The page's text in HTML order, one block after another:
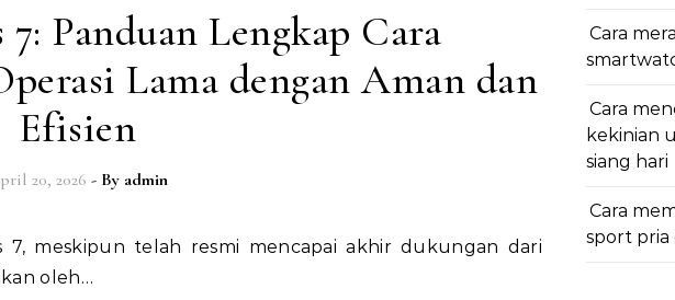
Panduan Lengkap Cara
Lama dengan Aman dan
Efisien
20, 2026 - By admin
oleh…
Cara
Cara
kekinian
siang hari
Cara
sport pria